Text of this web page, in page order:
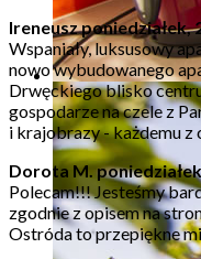
Ireneuszponiedziałek,
Wspaniały, luksusowy
nowo wybudowanego
Drwęckiego blisko
gospodarze na czele z
i krajobrazy - każdemu z
Dorota M.
Polecam!!! Jesteśmy
zgodnie z opisem na
Ostróda to przepiękne